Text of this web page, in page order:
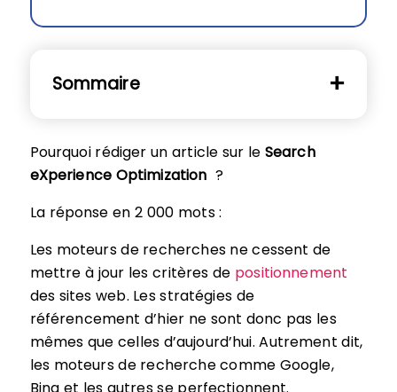
Sommaire
Pourquoi rédiger un article sur le Search
eXperience Optimization ?
La réponse en 2 000 mots :
Les moteurs de recherches ne cessent de
mettre à jour les critères de positionnement
des sites web. Les stratégies de
référencement d’hier ne sont donc pas les
mêmes que celles d’aujourd’hui. Autrement dit,
les moteurs de recherche comme Google,